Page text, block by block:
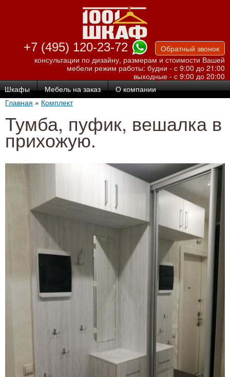
Перейти к
основному
содержанию
+7 (495) 120-23-72
Обратный звонок
консультации по дизайну, размерам и стоимости Вашей
мебели режим работы: будни - с 9:00 до 21:00
выходные - с 9:00 до 20:00
Шкафы Мебель на заказ О компании
Главная » Комплект
Тумба, пуфик, вешалка в
прихожую.